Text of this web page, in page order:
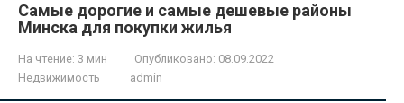
Самые дорогие и самые дешевые районы
Минска для покупки жилья
На чтение: 3 мин Опубликовано: 08.09.2022
Недвижимость
admin